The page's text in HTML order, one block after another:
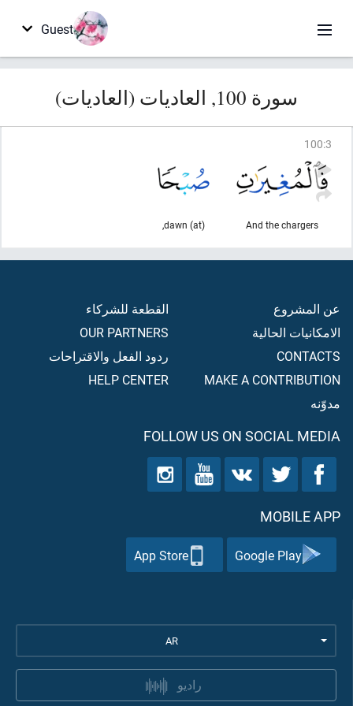
Guest
سورة 100, العاديات (العاديات)
100:3
And the chargers
(at) dawn,
عن المشروع
الامكانيات الحالية
CONTACTS
MAKE A CONTRIBUTION
مدوّنه
القطعة للشركاء
OUR PARTNERS
ردود الفعل والاقتراحات
HELP CENTER
FOLLOW US ON SOCIAL MEDIA
MOBILE APP
Google Play
App Store
AR
راديو